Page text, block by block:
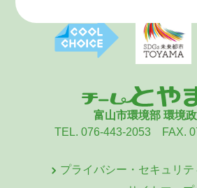
富山市環境部 環境
TEL. 076-443-2053 FAX.
プライバシー・セキュリ